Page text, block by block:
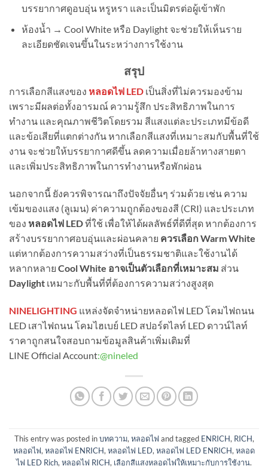
บรรยากาศดูอบอุ่น หรูหรา และเป็นมิตรต่อผู้เข้าพัก
ห้องน้ำ → Cool White หรือ Daylight จะช่วยให้เห็นราย
ละเอียดชัดเจนขึ้นในระหว่างการใช้งาน
สรุป
การเลือกสีแสงของ หลอดไฟ LED เป็นสิ่งที่ไม่ควรมองข้าม
เพราะมีผลต่อทั้งอารมณ์ ความรู้สึก ประสิทธิภาพในการ
ทำงาน และคุณภาพชีวิตโดยรวม สีแสงแต่ละประเภทมีข้อดี
และข้อเสียที่แตกต่างกัน หากเลือกสีแสงที่เหมาะสมกับพื้นที่ใช้
งาน จะช่วยให้บรรยากาศดีขึ้น ลดความเมื่อยล้าทางสายตา
และเพิ่มประสิทธิภาพในการทำงานหรือพักผ่อน
นอกจากนี้ ยังควรพิจารณาถึงปัจจัยอื่นๆ ร่วมด้วย เช่น ความ
เข้มของแสง (ลูเมน) ค่าความถูกต้องของสี (CRI) และประเภท
ของ หลอดไฟ LEDที่ใช้ เพื่อให้ได้ผลลัพธ์ที่ดีที่สุด หากต้องการ
สร้างบรรยากาศอบอุ่นและผ่อนคลาย ควรเลือก Warm White
แต่หากต้องการความสว่างที่เป็นธรรมชาติและใช้งานได้
หลากหลาย Cool White อาจเป็นตัวเลือกที่เหมาะสม ส่วน
Daylight เหมาะกับพื้นที่ที่ต้องการความสว่างสูงสุด
NINELIGHTING แหล่งจัดจำหน่ายหลอดไฟ LED โคมไฟถนน
LED เสาไฟถนน โคมไฮเบย์ LED สปอร์ตไลท์ LED ดาวน์ไลท์
ราคาถูกสนใจสอบถามข้อมูลสินค้าเพิ่มเติมที่
LINE Official Account:@nineled
This entry was posted inบทความ,หลอดไฟ and tagged ENRICH, RICH,
หลอดไฟ,หลอดไฟ ENRICH,หลอดไฟ LED,หลอดไฟ LED ENRICH,หลอด
ไฟ LED Rich,หลอดไฟ RICH, เลือกสีแสงหลอดไฟให้เหมาะกับการใช้งาน.